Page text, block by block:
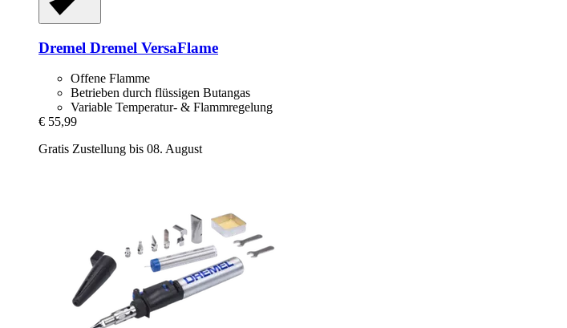
Dremel Dremel VersaFlame
Offene Flamme
Betrieben durch flüssigen Butangas
Variable Temperatur- & Flammregelung
€ 55,99
Gratis Zustellung bis 08. August